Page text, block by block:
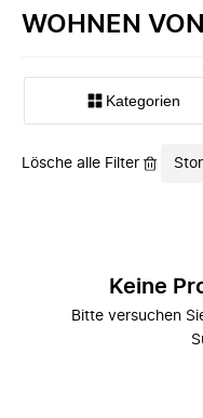
WOHNEN
Kategorien
Lösche alle Filter
Keine
Bitte versuchen